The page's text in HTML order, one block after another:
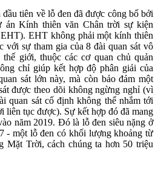
tiên về lỗ đen đã được công bố bởi
án Kính thiên văn Chân trời sự kiện
EHT không phải một kính thiên
với sự tham gia của 8 đài quan sát vô
giới, thuộc các cơ quan chủ quản
chỉ giúp kết hợp độ phân giải của
sát lớn này, mà còn bảo đảm một
được theo dõi không ngừng nghỉ (vì
quan sát cố định không thể nhắm tới
liên tục được). Sự kết hợp đó đã mang
năm 2019. Đó là lỗ đen siêu nặng ở
- một lỗ đen có khối lượng khoảng từ
Mặt Trời, cách chúng ta hơn 50 triệu